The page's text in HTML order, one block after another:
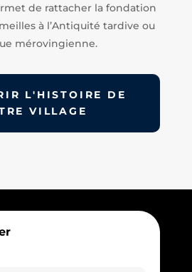
de rattacher la fondation
à l’Antiquité tardive ou
mérovingienne.
L'HISTOIRE DE
VILLAGE